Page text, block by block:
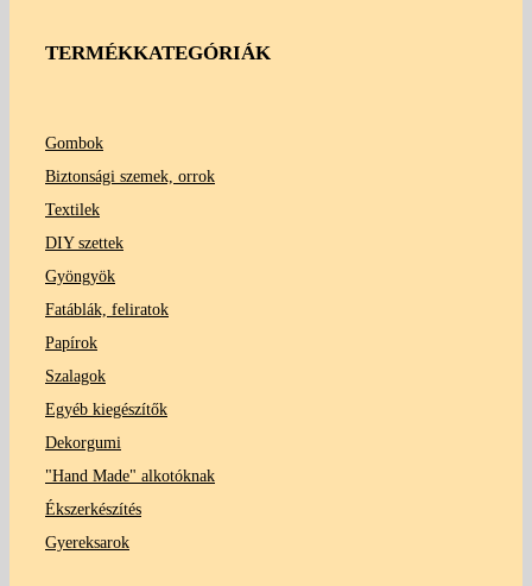
TERMÉKKATEGÓRIÁK
Gombok
Biztonsági szemek, orrok
Textilek
DIY szettek
Gyöngyök
Fatáblák, feliratok
Papírok
Szalagok
Egyéb kiegészítők
Dekorgumi
"Hand Made" alkotóknak
Ékszerkészítés
Gyereksarok